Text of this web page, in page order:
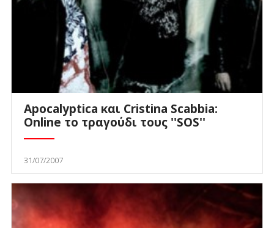
Apocalyptica και Cristina Scabbia:
Online το τραγούδι τους ''SOS''
31/07/2007